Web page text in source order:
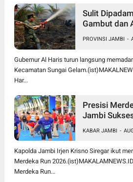
Sulit
Gambut dan
Padamkan
PROVINSI JAMBI -
Gubernur Al Haris turun langsung
Kecamatan Sungai
Har...
Presisi
Jambi
Ramaikan
KABAR JAMBI -
Kapolda Jambi Irjen Krisno Siregar ikut
Merdeka Run
Merdeka Run...